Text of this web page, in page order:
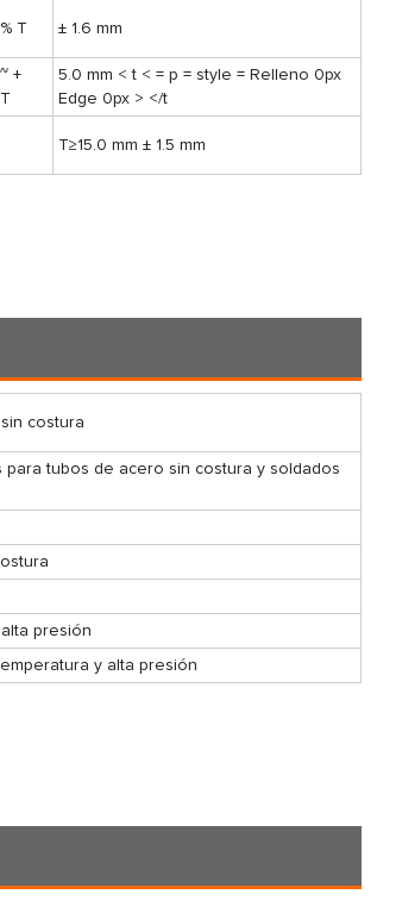
T ± 1.6 mm
+
5.0 mm < t < = p = style = Relleno 0px
Edge 0px > </t
T≥15.0 mm ± 1.5 mm
costura
tubos de acero sin costura y soldados
presión
y alta presión